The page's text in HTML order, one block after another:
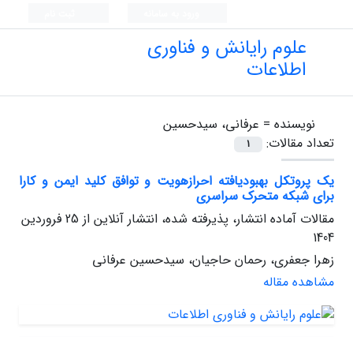
علوم رایانش و فناوری
اطلاعات
نویسنده = عرفانی، سیدحسین
تعداد مقالات:
1
یک پروتکل بهبودیافته احرازهویت و توافق کلید ایمن و کارا
برای شبکه متحرک سراسری
مقالات آماده انتشار، پذیرفته شده، انتشار آنلاین از
25 فروردین
1404
زهرا جعفری، رحمان حاجیان، سیدحسین عرفانی
مشاهده مقاله